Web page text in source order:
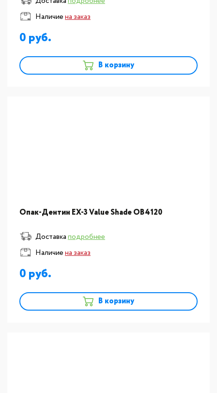
Наличиена заказ
0
В корзину
Опак-Дентин EX-3 Value Shade OB4120
Доставкаподробнее
Наличиена заказ
0
В корзину